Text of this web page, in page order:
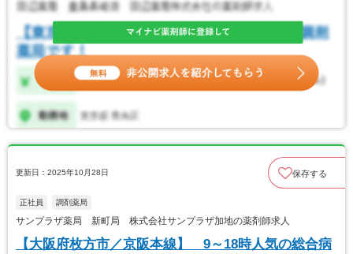
更新日：2025年10月28日 保存する
正社員 調剤薬局
サンプラザ薬局 新町局 株式会社サンプラザ加地の薬剤師求人
【大阪府枚方市／京阪本線】 9～18時人気の総合病